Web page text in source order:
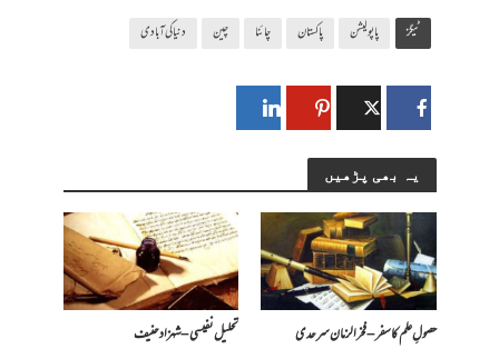
ٹیگز پاپولیشن پاکستان چائنا چین دنیا کی آبادی
یہ بھی پڑھیں
حصولِ علم کا سفر – فخرالزمان سرحدی تحلیل نفیسی – شہزاد حنیف